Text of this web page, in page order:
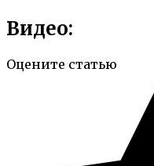
Видео:
Оцените статью